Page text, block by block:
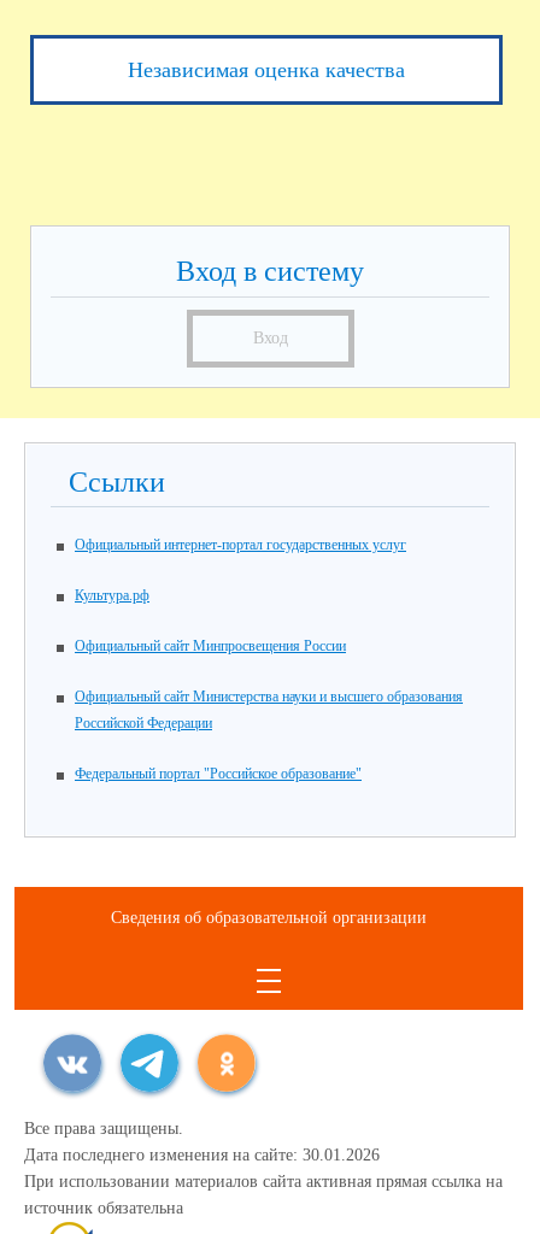
Независимая оценка качества
Вход в систему
Вход
Ссылки
Официальный интернет-портал государственных услуг
Культура.рф
Официальный сайт Минпросвещения России
Официальный сайт Министерства науки и высшего образования
Российской Федерации
Федеральный портал "Российское образование"
Сведения об образовательной организации
Все права защищены.
Дата последнего изменения на сайте: 30.01.2026
При использовании материалов сайта активная прямая ссылка на
источник обязательна